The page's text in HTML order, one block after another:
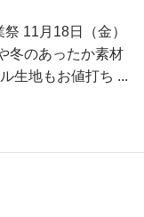
11月18日（金）
冬のあったか素材
生地もお値打ち ...